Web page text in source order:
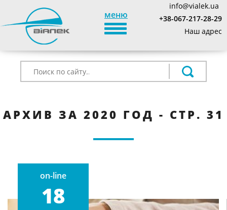
меню
TOGGLE_NAVIGATION
info@vialek.ua
+38-067-217-28-29
Наш адрес
АРХИВ ЗА 2020 ГОД - СТР. 31
on-line
18